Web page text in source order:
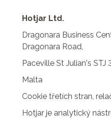
Hotjar Ltd.
Dragonara Business
Dragonara Road,
Paceville St Julian's STJ
Malta
Cookie třetích stran,
Hotjar je analytický